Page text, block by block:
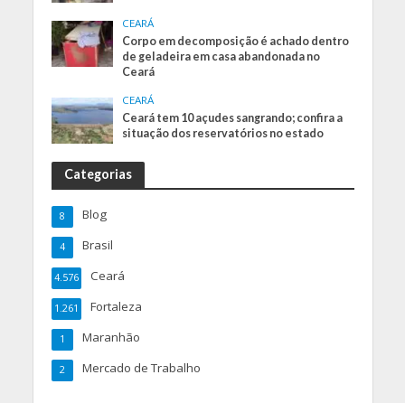
CEARÁ
Corpo em decomposição é achado dentro
de geladeira em casa abandonada no
Ceará
CEARÁ
Ceará tem 10 açudes sangrando; confira a
situação dos reservatórios no estado
Categorias
Blog
8
Brasil
4
Ceará
4.576
Fortaleza
1.261
Maranhão
1
Mercado de Trabalho
2